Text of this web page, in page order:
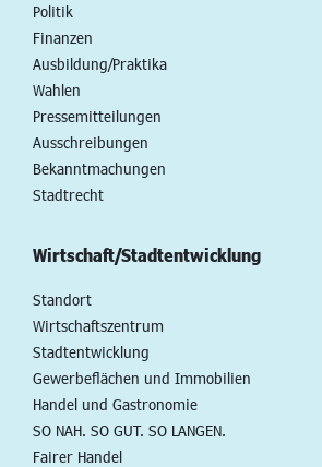
Politik
Finanzen
Ausbildung/Praktika
Wahlen
Pressemitteilungen
Ausschreibungen
Bekanntmachungen
Stadtrecht
Wirtschaft/Stadtentwicklung
Standort
Wirtschaftszentrum
Stadtentwicklung
Gewerbeflächen und Immobilien
Handel und Gastronomie
SO NAH. SO GUT. SO LANGEN.
Fairer Handel